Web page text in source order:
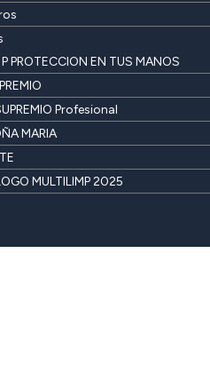
PROTECCION EN TUS MANOS
Profesional
MARIA
MULTILIMP 2025